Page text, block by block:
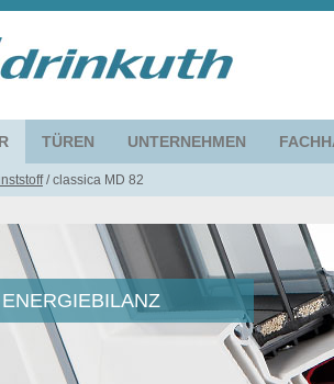
TÜREN UNTERNEHMEN
/classica MD 82